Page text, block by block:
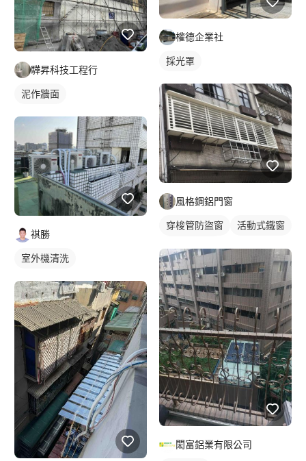
驊昇科技工程行
泥作牆面
祺勝
室外機清洗
權德企業社
採光罩
風格鋼鋁門窗
穿梭管防盜窗
活動式鐵窗
閎富鋁業有限公司